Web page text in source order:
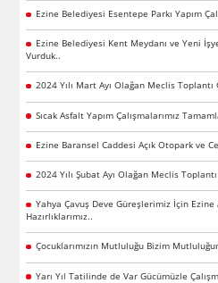
Ezine Belediyesi Esentepe Parkı Yapım
Ezine Belediyesi Kent Meydanı ve Yeni
Vurduk..
2024 Yılı Mart Ayı Olağan Meclis Toplantı
Sıcak Asfalt Yapım Çalışmalarımız
Ezine Baransel Caddesi Açık Otopark ve
2024 Yılı Şubat Ayı Olağan Meclis
Yahya Çavuş Deve Güreşlerimiz İçin Ezine
Hazırlıklarımız..
Çocuklarımızın Mutluluğu Bizim
Yarı Yıl Tatilinde de Var Gücümüzle